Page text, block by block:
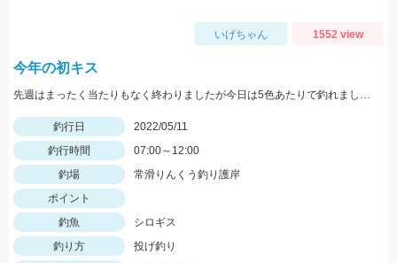
いげちゃん 1552 view
今年の初キス
先週はまったく当たりもなく終わりましたが今日は5色あたりで釣れました。ちょい投げではまだ難しいですがそろそろきてます！
釣行日
2022/05/11
釣行時間
07:00～12:00
釣場
常滑りんくう釣り護岸
ポイント
釣魚
シロギス
釣り方
投げ釣り